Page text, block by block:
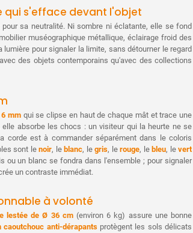
qui s'efface devant l'objet
sa neutralité. Ni sombre ni éclatante, elle se fond
muséographique métallique, éclairage froid des
pour signaler la limite, sans détourner le regard
des objets contemporains qu'avec des collections
mmqui se clipse en haut de chaque mât et trace une
elle absorbe les chocs : un visiteur qui la heurte ne se
corde est à commander séparément dans le coloris
sont lenoir, le blanc, legris, lerouge, le bleu, levert
ou un blanc se fondra dans l'ensemble ; pour signaler
un contraste immédiat.
à volonté
lestée de Ø 36 cm(environ 6 kg) assure une bonne
caoutchouc anti-dérapantsprotègent les sols délicats